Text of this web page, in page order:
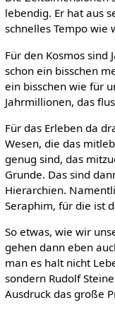
lebendig. Er hat aus
schnelles Tempo wie
Für den Kosmos sind
schon ein bisschen
ein bisschen wie für
Jahrmillionen, das
Für das Erleben da
Wesen, die das
genug sind, das
Grunde. Das sind
Hierarchien.
Seraphim, für die ist
So etwas, wie wir
gehen dann eben
man es halt nicht
sondern Rudolf
Ausdruck das große